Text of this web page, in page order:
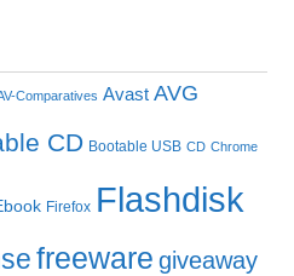
Comparatives Avast AVG
CD Bootable USB CD Chrome
Firefox Flashdisk
freeware giveaway